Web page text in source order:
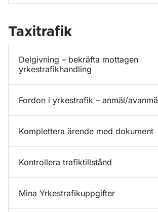
Taxitrafik
Delgivning – bekräfta mottagen
yrkestrafikhandling
Fordon i yrkestrafik – anmäl/
Komplettera ärende med dokument
Kontrollera trafiktillstånd
Mina Yrkestrafikuppgifter